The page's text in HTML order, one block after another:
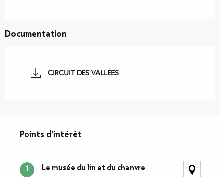
Documentation
CIRCUIT DES VALLÉES
Points d'intérêt
1 Le musée du lin et du chanvre